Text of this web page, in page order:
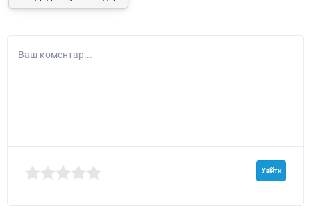
Ваш коментар...
Увійти